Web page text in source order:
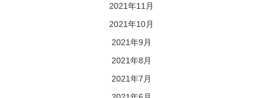
2021年11月
2021年10月
2021年9月
2021年8月
2021年7月